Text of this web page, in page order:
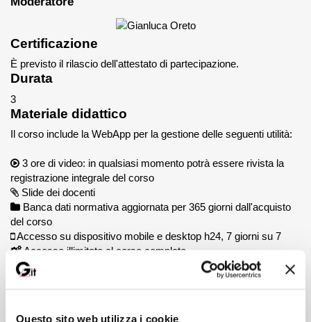
Questo sito web utilizza i cookie
Certificazione
È previsto il rilascio dell'attestato di partecipazione.
Durata
3
Materiale didattico
Il corso include la WebApp per la gestione delle seguenti utilità:
3 ore di video: in qualsiasi momento potrà essere rivista la
registrazione integrale del corso
Slide dei docenti
Banca dati normativa aggiornata per 365 giorni dall'acquisto
del corso
Accesso su dispositivo mobile e desktop h24, 7 giorni su 7
Accesso illimitato al corso completo
Certificato di completamento del corso
Data e ora
Il corso potrà essere visionato 24 ore su 24, 7 giorni su 7. Senza